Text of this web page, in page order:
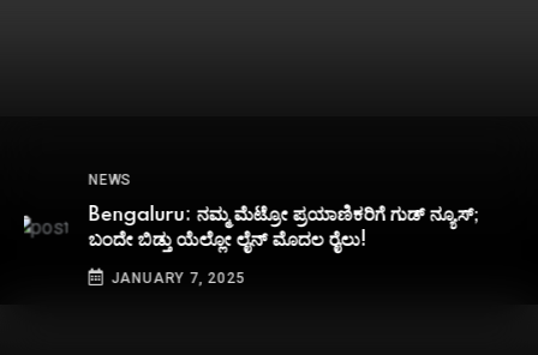
NEWS
Bengaluru: ನಮ್ಮ ಮೆಟ್ರೋ ಪ್ರಯಾಣಿಕರಿಗೆ ಗುಡ್​ ನ್ಯೂಸ್;
ಬಂದೇ ಬಿಡ್ತು ಯೆಲ್ಲೋ ಲೈನ್ ಮೊದಲ ರೈಲು!
JANUARY 7, 2025